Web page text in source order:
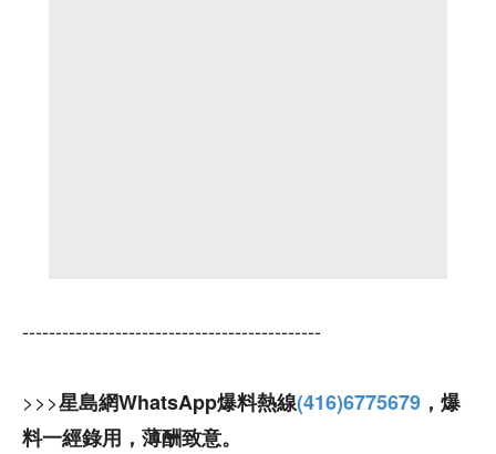
---------------------------------------------
>>>星島網WhatsApp爆料熱線(416)6775679 ，爆
料一經錄用，薄酬致意。